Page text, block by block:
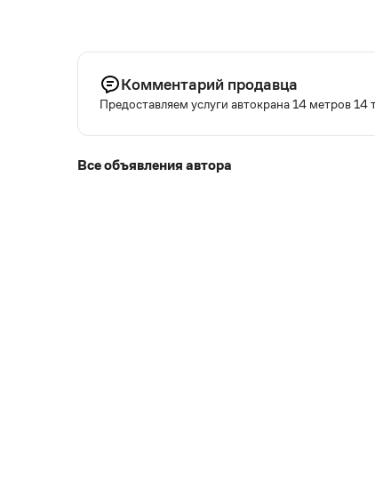
Комментарий продавца
Предоставляем услуги автокрана 14 метров
Все объявления автора